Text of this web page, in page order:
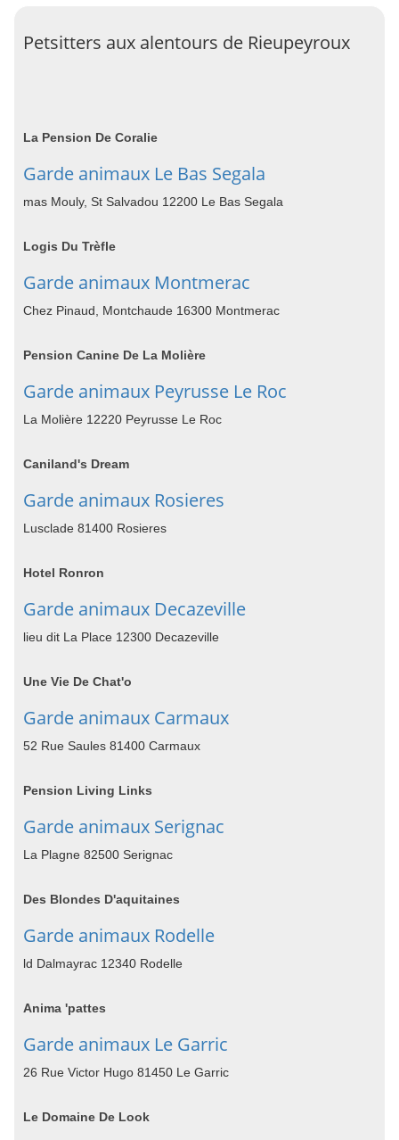
Petsitters aux alentours de Rieupeyroux
La Pension De Coralie
Garde animaux Le Bas Segala
mas Mouly, St Salvadou 12200 Le Bas Segala
Logis Du Trèfle
Garde animaux Montmerac
Chez Pinaud, Montchaude 16300 Montmerac
Pension Canine De La Molière
Garde animaux Peyrusse Le Roc
La Molière 12220 Peyrusse Le Roc
Caniland's Dream
Garde animaux Rosieres
Lusclade 81400 Rosieres
Hotel Ronron
Garde animaux Decazeville
lieu dit La Place 12300 Decazeville
Une Vie De Chat'o
Garde animaux Carmaux
52 Rue Saules 81400 Carmaux
Pension Living Links
Garde animaux Serignac
La Plagne 82500 Serignac
Des Blondes D'aquitaines
Garde animaux Rodelle
ld Dalmayrac 12340 Rodelle
Anima 'pattes
Garde animaux Le Garric
26 Rue Victor Hugo 81450 Le Garric
Le Domaine De Look